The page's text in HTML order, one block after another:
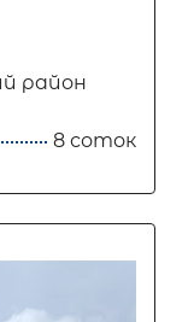
район
8 соток